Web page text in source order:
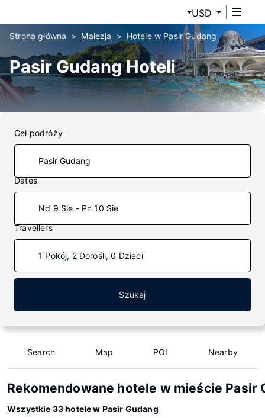
USD
Strona główna Malezja Hotele w Pasir Gudang
Pasir Gudang Hoteli
Cel podróży
Dates
Nd 9 Sie - Pn 10 Sie
Travellers
1 Pokój, 2 Dorośli, 0 Dzieci
Szukaj
Search Map POI Nearby
Rekomendowane hotele w mieście Pasir
Wszystkie 33 hotele w Pasir Gudang